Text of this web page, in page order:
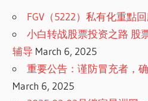
FGV（5222）私有化重點
小白转战股票投资之路 股
辅导 March 6, 2025
重要公告：谨防冒充者，
March 6, 2025